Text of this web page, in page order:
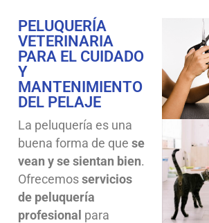
PELUQUERÍA
VETERINARIA
PARA EL CUIDADO
Y
MANTENIMIENTO
DEL PELAJE
La peluquería es una
buena forma de que se
vean y se sientan bien.
Ofrecemosservicios
de peluquería
profesional para